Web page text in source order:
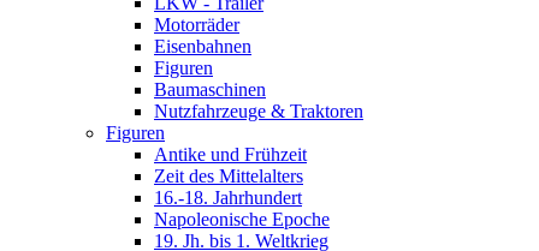
Motorräder
Eisenbahnen
Figuren
Baumaschinen
Nutzfahrzeuge & Traktoren
Figuren
Antike und Frühzeit
Zeit des Mittelalters
16.-18. Jahrhundert
Napoleonische Epoche
19. Jh. bis 1. Weltkrieg